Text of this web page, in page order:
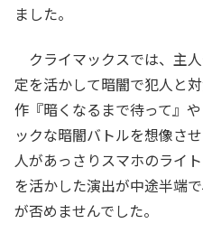
ました。
クライマックスでは、主
定を活かして暗闇で犯人と
作『暗くなるまで待って』
ックな暗闇バトルを想像さ
人があっさりスマホのライ
を活かした演出が中途半端
が否めませんでした。